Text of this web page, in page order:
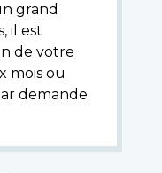
grand
il est
de votre
mois ou
demande.